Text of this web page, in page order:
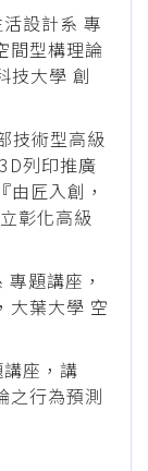
設計系 專
間型構理論
技大學 創
技術型高級
列印推廣
匠入創，
彰化高級
題講座，
大葉大學 空
座，講
之行為預測